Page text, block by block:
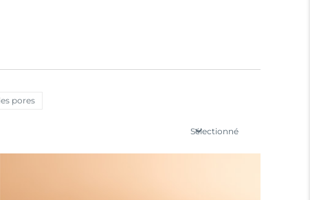
pores
Sélectionné